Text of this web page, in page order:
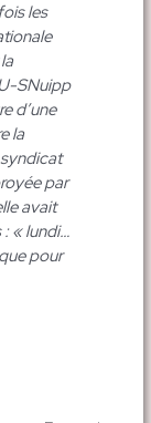
les
SNuipp
d’une
la
par
avait
: « lundi…
pour